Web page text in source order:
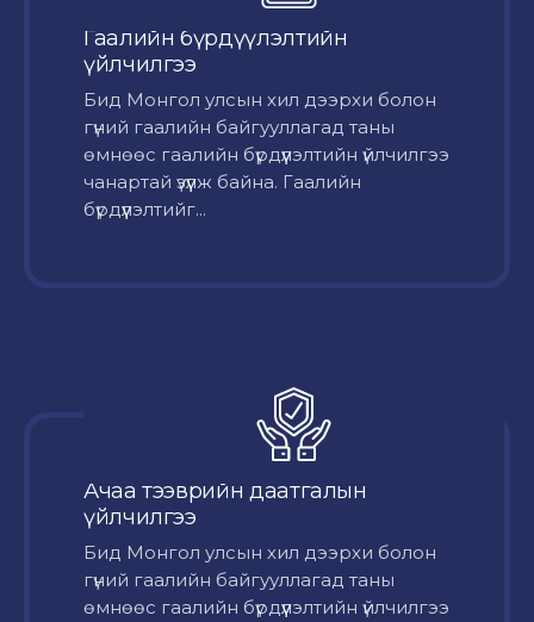
Гаалийн бүрдүүлэлтийн
үйлчилгээ
Бид Монгол улсын хил дээрхи болон
гүний гаалийн байгууллагад таны
өмнөөс гаалийн бүрдүүлэлтийн үйлчилгээ
чанартай үзүүлж байна. Гаалийн
бүрдүүлэлтийг...
Ачаа тээврийн даатгалын
үйлчилгээ
Бид Монгол улсын хил дээрхи болон
гүний гаалийн байгууллагад таны
өмнөөс гаалийн бүрдүүлэлтийн үйлчилгээ